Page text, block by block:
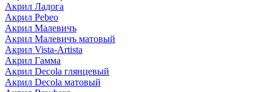
Акрил Ладога
Акрил Pebeo
Акрил Малевичъ
Акрил Малевичъ матовый
Акрил Vista-Artista
Акрил Гамма
Акрил Decola глянцевый
Акрил Decola матовый